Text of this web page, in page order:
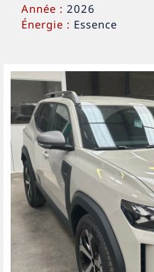
Année : 2026
Énergie : Essence